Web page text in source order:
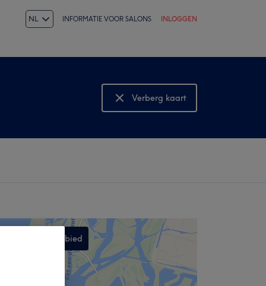
NL INFORMATIE VOOR SALONS INLOGGEN
Verberg kaart
Bekijk kaart
Zoek dit gebied